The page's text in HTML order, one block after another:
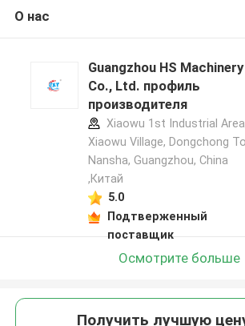
О нас
Guangzhou HS Machinery
Co., Ltd. профиль
производителя
Xiaowu 1st Industrial
Xiaowu Village, Dongchong
Nansha, Guangzhou, China
,Китай
5.0
Подтверженный
поставщик
Осмотрите больше
Получить лучшую